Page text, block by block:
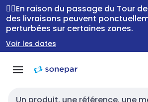
Passer à la
navigation
Passer
au
contenu
🚴‍♂️En raison du passage du Tour
des livraisons peuvent
perturbées sur certaines zones.
Voir les dates